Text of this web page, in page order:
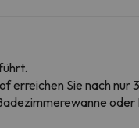
erreichen Sie nach nur
oder